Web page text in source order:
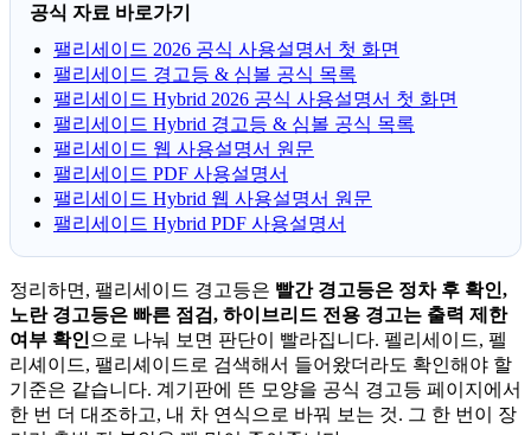
공식 자료 바로가기
팰리세이드 2026 공식 사용설명서 첫 화면
팰리세이드 경고등 & 심볼 공식 목록
팰리세이드 Hybrid 2026 공식 사용설명서 첫 화면
팰리세이드 Hybrid 경고등 & 심볼 공식 목록
팰리세이드 웹 사용설명서 원문
팰리세이드 PDF 사용설명서
팰리세이드 Hybrid 웹 사용설명서 원문
팰리세이드 Hybrid PDF 사용설명서
정리하면, 팰리세이드 경고등은 빨간 경고등은 정차 후 확인,
노란 경고등은 빠른 점검, 하이브리드 전용 경고는 출력 제한
여부 확인 으로 나눠 보면 판단이 빨라집니다. 펠리세이드, 펠
리셰이드, 팰리셰이드로 검색해서 들어왔더라도 확인해야 할
기준은 같습니다. 계기판에 뜬 모양을 공식 경고등 페이지에서
한 번 더 대조하고, 내 차 연식으로 바꿔 보는 것. 그 한 번이 장